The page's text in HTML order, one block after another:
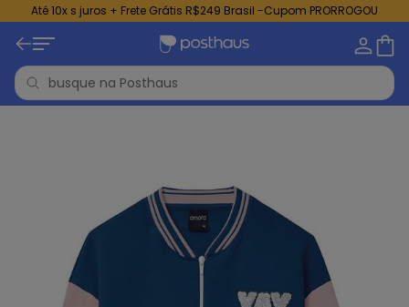
Até 10x s juros + Frete Grátis R$249 Brasil -Cupom PRORROGOU